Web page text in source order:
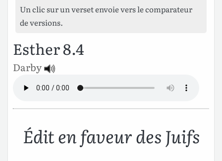
Un clic sur un verset envoie vers le comparateur
de versions.
Esther 8.4
Darby
Édit en faveur des Juifs